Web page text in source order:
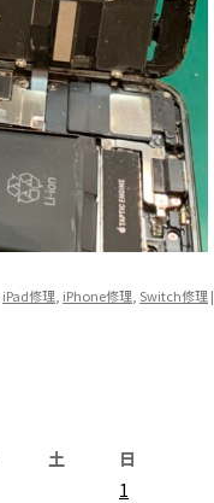
iPad修理 iPhone修理 Switch修理|
土
日
1